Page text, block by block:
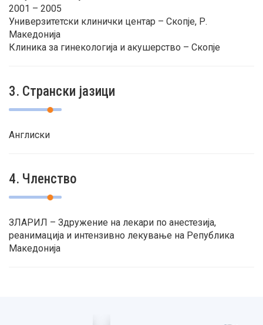
2001 – 2005
Универзитетски клинички центар – Скопје, Р.
Македонија
Клиника за гинекологија и акушерство – Скопје
3. Странски јазици
Англиски
4. Членство
ЗЛАРИЛ – Здружение на лекари по анестезија,
реанимација и интензивно лекување на Република
Македонија